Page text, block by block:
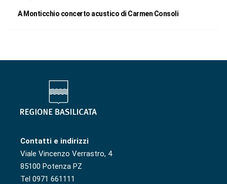
A Monticchio concerto acustico di Carmen Consoli
Contatti e indirizzi
Viale Vincenzo Verrastro, 4
85100 Potenza PZ
Tel 0971 661111